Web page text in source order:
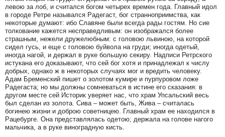
левою за лоб, и считался богом четырех времен года. Главный идол
в городе Ретре назывался Радегаст, бог странноприимства, как
некоторые думают: ибо Славяне были всегда рады гостям. Но сие
толкование кажется несправедливым: он изображался более
страшным, нежели дружелюбным: с головою львиною, на которой
сидел гусь, и еще с головою буйвола на груди; иногда одетый,
иногда нагой, и держал в руке большую секиру. Надписи Ретрского
истукана его доказывают, что сей бог хотя и принадлежал к числу
добрых, однако ж в некоторых случаях мог и вредить человеку.
Адам Бременский пишет о золотом кумире и пурпуровом ложе
Радегаста; но мы должны сомневаться в истине его сказания: в
другом месте сей Историк уверяет нас, что храм Упсальский весь
был сделан из золота. Сива – может быть, Жива – считалась
богинею жизни и доброю советницею. Главный храм ее находился в
Рацебурге. Она представлялась одетою; держала на голове нагого
мальчика, а в руке виноградную кисть.